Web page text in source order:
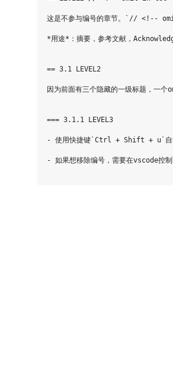
这是不参与编号的章节。`// <!--
*用途*：摘要，参考文献，
== 3.1 LEVEL2
因为前面有三个隐藏的一级标题，一
=== 3.1.1 LEVEL3
- 使用快捷键`Ctrl + Shift + u`自动
- 如果想移除编号，需要在vscode